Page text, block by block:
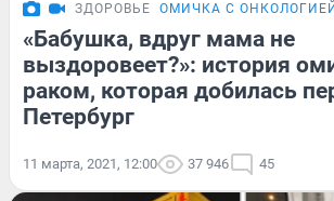
ЗДОРОВЬЕ ОМИЧКА С
«Бабушка, вдруг мама не
выздоровеет?»: история
раком, которая добилась
Петербург
11 марта, 2021, 12:00 37 946 45